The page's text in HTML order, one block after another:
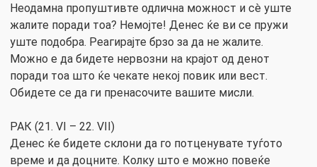
Неодамна пропуштивте одлична можност и сè уште
жалите поради тоа? Немојте! Денес ќе ви се пружи
уште подобра. Реагирајте брзо за да не жалите.
Можно е да бидете нервозни на крајот од денот
поради тоа што ќе чекате некој повик или вест.
Обидете се да ги пренасочите вашите мисли.
РАК (21. VI – 22. VII)
Денес ќе бидете склони да го потценувате туѓото
време и да доцните. Колку што е можно повеќе